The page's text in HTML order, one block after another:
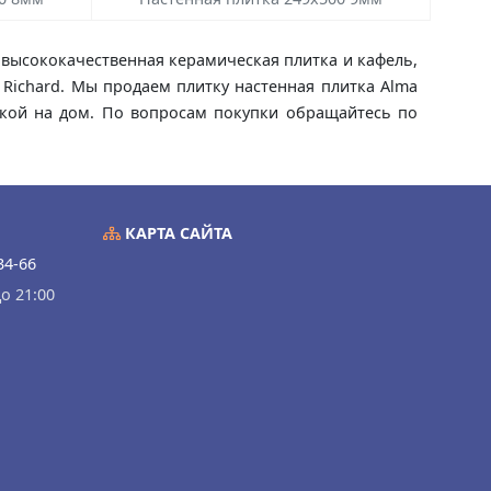
керамическая плитка и кафель,
Мы продаем плитку настенная плитка Alma
на дом. По вопросам покупки обращайтесь по
66
21:00
КАРТА САЙТА